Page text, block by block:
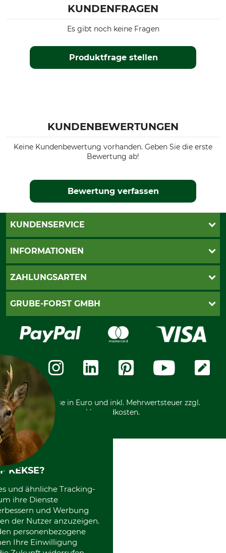
KUNDENFRAGEN
Produktfrage stellen
Es gibt noch keine Fragen
KUNDENBEWERTUNGEN
Keine Kundenbewertung vorhanden. Geben Sie die erste
Bewertung ab!
Bewertung verfassen
KUNDENSERVICE
Katalogbestellung
INFORMATIONEN
AGB
Widerrufsformular
Zahlungsarten
ZAHLUNGSARTEN
PayPal
Rechnung
Vorkasse
GRUBE-FORST GMBH
Karriere
Über uns
Community
International
*Alle Preise in Euro und inkl. Mehrwertsteuer zzgl.
Versandkosten.
KEKSE?
und ähnliche Tracking-
ihre Dienste
und Werbung
der Nutzer anzuzeigen.
personenbezogene
Ihre Einwilligung